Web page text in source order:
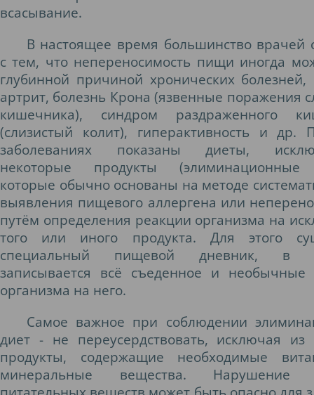
всасывание.
В настоящее время большинство врачей
с тем, что непереносимость пищи иногда
глубинной причиной хронических
артрит, болезнь Крона (язвенные поражения
кишечника), синдром раздраженного
(слизистый колит), гиперактивность и др.
заболеваниях показаны диеты,
некоторые продукты
которые обычно основаны на методе
выявления пищевого аллергена или
путём определения реакции организма на
того или иного продукта. Для этого
специальный пищевой дневник, в
записывается всё съеденное и необычные
организма на него.
Самое важное при соблюдении
диет - не переусердствовать, исключая из
продукты, содержащие необходимые
минеральные вещества. Нарушение